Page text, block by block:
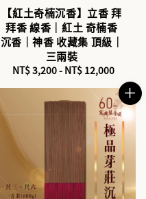
【紅土奇楠沉香】立香 拜
拜香 線香｜紅土 奇楠香
沉香｜神香 收藏集 頂級｜
三兩裝
Regular
NT$ 3,200- NT$ 12,000